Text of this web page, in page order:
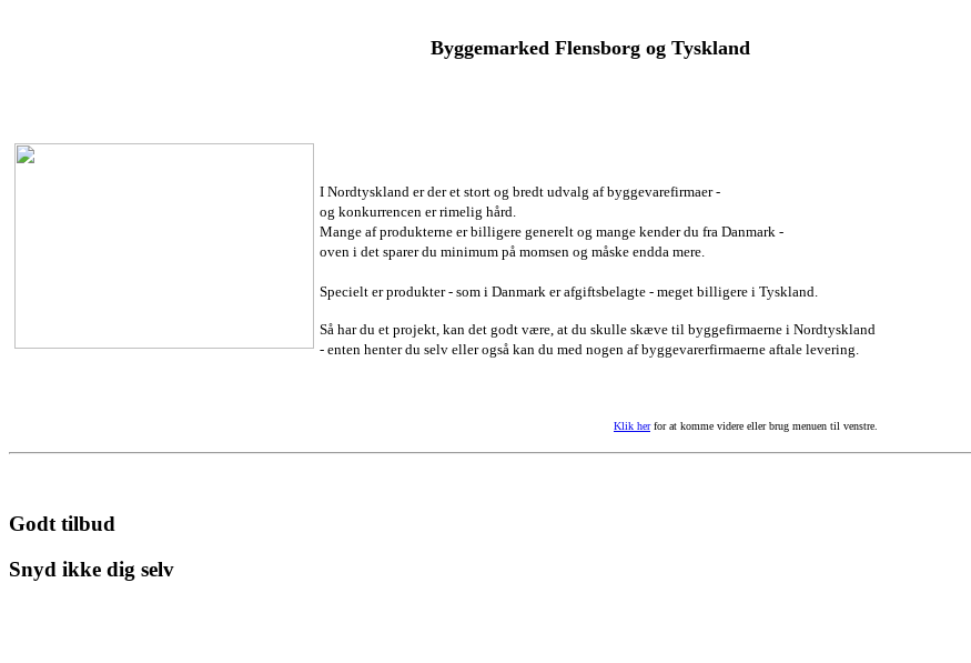
Byggemarked Flensborg og Tyskland
I Nordtyskland er der et stort og bredt udvalg afbyggevarefirmaer -
og konkurrencen er rimelig hård.
Mange af produkterne er billigere generelt og mange kender du fra Danmark -
oven i det sparer du minimum på momsen og måske endda mere.
Specielt er produkter - som i Danmark er afgiftsbelagte - meget billigere i Tyskland.
Så har du et projekt, kan det godt være, at du skulle skæve til byggefirmaerne i Nordtyskland
- enten henter du selv eller også kan du med nogen af byggevarerfirmaerne aftale levering.
Klik herfor at komme videre eller brug menuen til venstre.
Godt tilbud
Snyd ikke dig selv